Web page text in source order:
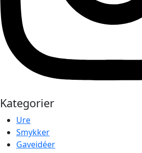
Kategorier
Ure
Smykker
Gaveidéer